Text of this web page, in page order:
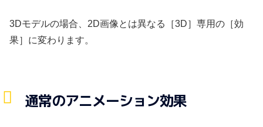
3Dモデルの場合、2D画像とは異なる［3D］専用の［効
果］に変わります。
通常のアニメーション効果